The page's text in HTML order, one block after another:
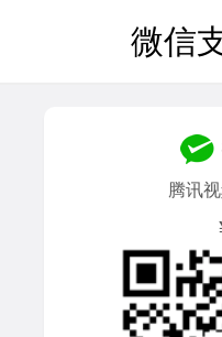
微信
腾讯